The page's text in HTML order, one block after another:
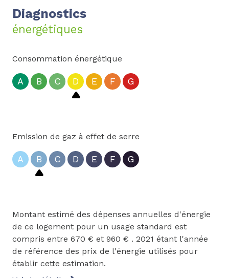
Diagnostics
énergétiques
Consommation énergétique
A B C D E F G
Emission de gaz à effet de serre
A B C D E F G
Montant estimé des dépenses annuelles d'énergie
de ce logement pour un usage standard est
compris entre 670 € et 960 € . 2021 étant l'année
de référence des prix de l'énergie utilisés pour
établir cette estimation.